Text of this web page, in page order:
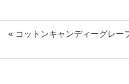
« コットンキャンディーグレー